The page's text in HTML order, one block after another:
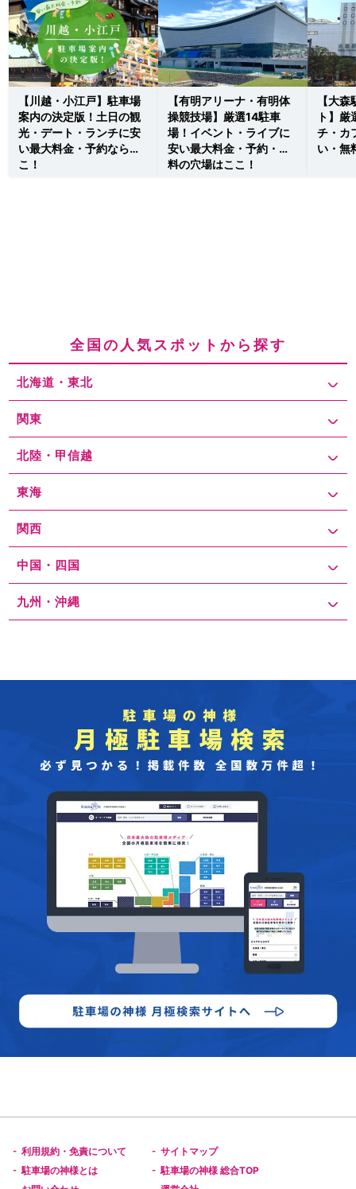
【川越・小江戸】駐車場
案内の決定版！土日の観
光・デート・ランチに安
い最大料金・予約ならこ
こ！
【有明アリーナ・有明体
操競技場】厳選14駐車
場！イベント・ライブに
安い最大料金・予約・無
料の穴場はここ！
【大
ト】
チ・カ
い・無
全国の人気スポットから探す
北海道・東北
関東
北陸・甲信越
東海
関西
中国・四国
九州・沖縄
- 利用規約・免責について - サイトマップ
- 駐車場の神様とは - 駐車場の神様 総合TOP